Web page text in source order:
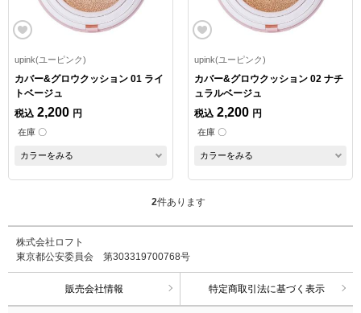
upink(ユーピンク)
カバー&グロウクッション 01 ライ
トベージュ
税込 2,200 円
在庫 〇
カラーをみる
upink(ユーピンク)
カバー&グロウクッション 02 ナチ
ュラルベージュ
税込 2,200 円
在庫 〇
カラーをみる
2件あります
株式会社ロフト
東京都公安委員会 第303319700768号
販売会社情報 特定商取引法に基づく表示